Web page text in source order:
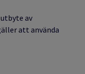
av
att använda